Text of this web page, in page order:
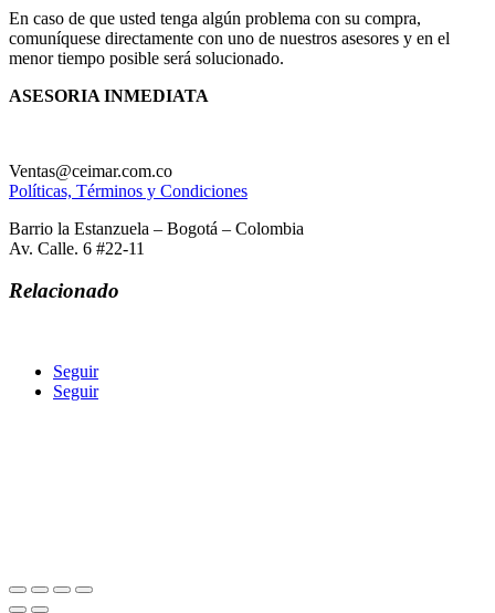
En caso de que usted tenga algún problema con su compra,
comuníquese directamente con uno de nuestros asesores y en el
menor tiempo posible será solucionado.
ASESORIA INMEDIATA
Ventas@ceimar.com.co
Políticas, Términos y Condiciones
Barrio la Estanzuela – Bogotá – Colombia
Av. Calle. 6 #22-11
Relacionado
Seguir
Seguir